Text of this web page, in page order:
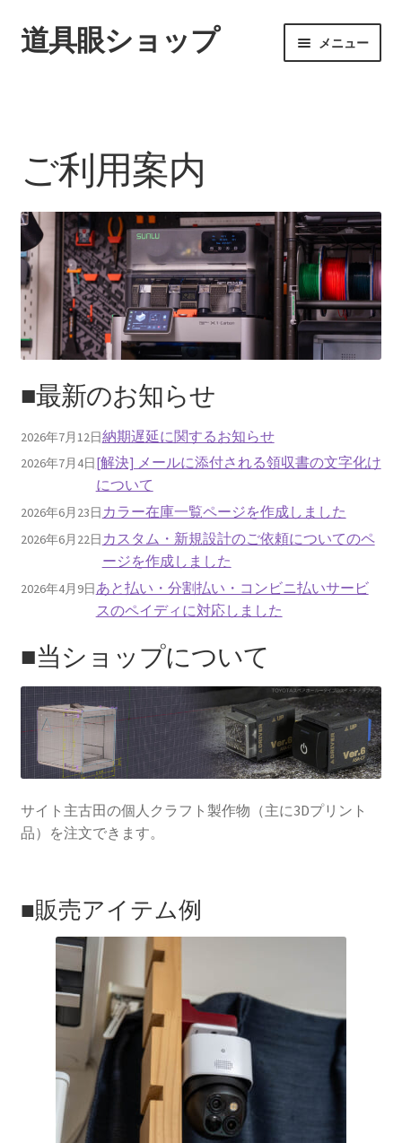
ナ
ビ
ン
へ
ス
キ
ッ
プ
コ
ン
ス
キ
ッ
プ
道具眼ショップ メニュー
ュ
ー
を
展
開
配送料について
納期について
カート
ご利用案内
■最新のお知らせ
納期遅延に関するお知らせ
2026年7月12日
[解決] メールに添付される領収書の文字化け
について
2026年7月4日
カラー在庫一覧ページを作成しました
2026年6月23日
カスタム・新規設計のご依頼についてのペ
ージを作成しました
2026年6月22日
あと払い・分割払い・コンビニ払いサービ
スのペイディに対応しました
2026年4月9日
■当ショップについて
サイト主古田の個人クラフト製作物（主に3Dプリント
品）を注文できます。
■販売アイテム例